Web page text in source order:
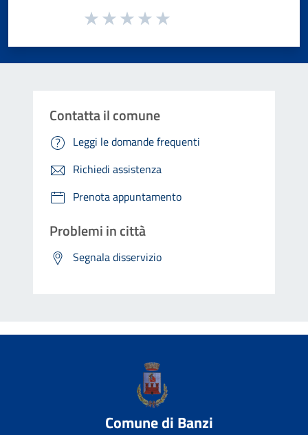
Valuta da 1 a 5 stelle la pagina
Contatta il comune
Leggi le domande frequenti
Richiedi assistenza
Prenota appuntamento
Problemi in città
Segnala disservizio
Comune di Banzi